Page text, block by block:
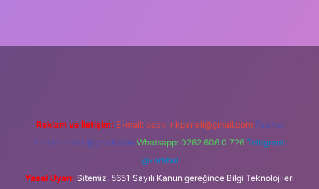
Reklam ve İletişim: E-mail: backlinkpaneli@gmail.com Teams:
forumhizmeti@gmail.com Whatsapp: 0262 606 0 726 Telegram:
@karabul
Yasal Uyarı: Sitemiz, 5651 Sayılı Kanun gereğince Bilgi Teknolojileri